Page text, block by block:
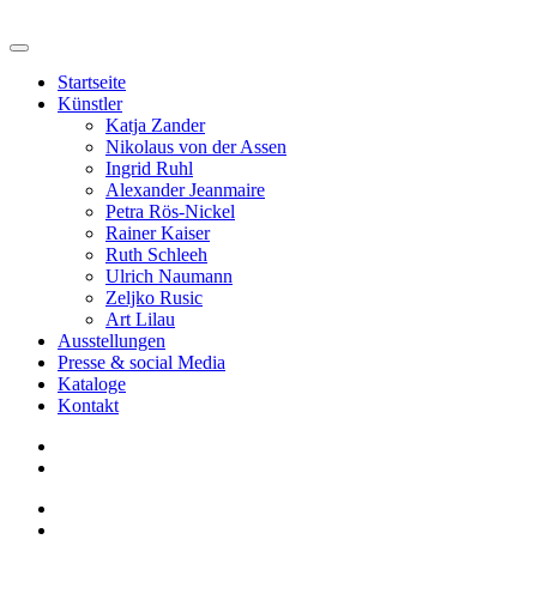
Startseite
Künstler
Katja Zander
Nikolaus von der Assen
Ingrid Ruhl
Alexander Jeanmaire
Petra Rös-Nickel
Rainer Kaiser
Ruth Schleeh
Ulrich Naumann
Zeljko Rusic
Art Lilau
Ausstellungen
Presse & social Media
Kataloge
Kontakt